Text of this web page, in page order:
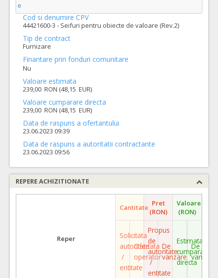
e
Cod si denumire CPV
44421600-3 - Seifuri pentru obiecte de valoare (Rev.2)
Tip de contract
Furnizare
Finantare prin fonduri comunitare
Nu
Valoare estimata
239,00 RON (48,15 EUR)
Valoare cumparare directa
239,00 RON (48,15 EUR)
Data de raspuns a ofertantului
23.06.2023 09:39
Data de raspuns a autoritatii contractante
23.06.2023 09:56
REPERE ACHIZITIONATE
Reper
Cantitate Pret
(RON)
Valoare
(RON)
Solicitata
autoritate
/
entitate
Ofertata
operator
Propus
de
autoritate
/
entitate
De
vanzare
Estimata
cumparare
directa
De
vanzare